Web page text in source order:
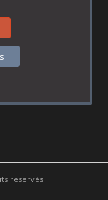
réservés